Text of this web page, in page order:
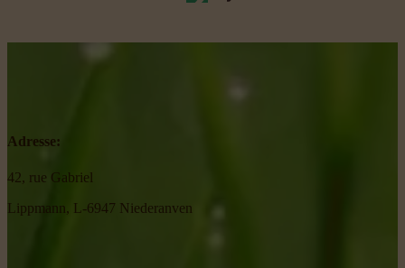
Adresse:
42, rue Gabriel
Lippmann, L-6947 Niederanven